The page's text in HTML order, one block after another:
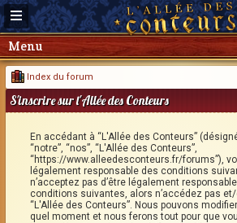
Menu
Index du forum
S'inscrire sur l'Allée des Conteurs
En accédant à “L'Allée des Conteurs”
“notre”, “nos”, “L'Allée des Conteurs”,
“https://www.alleedesconteurs.fr/forums”),
légalement responsable des conditions
n’acceptez pas d’être légalement
conditions suivantes, alors n’accédez pas et/
“L'Allée des Conteurs”. Nous pouvons
quel moment et nous ferons tout pour que